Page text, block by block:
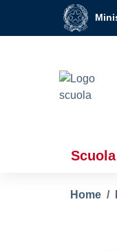
Vai ai contenuti
Vai al menu di
Scuola
Home